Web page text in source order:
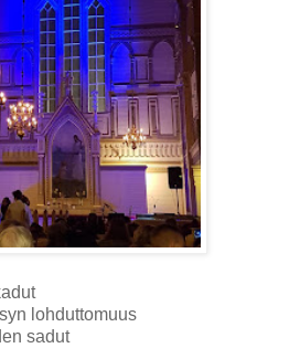
lohduttomuus
sadut